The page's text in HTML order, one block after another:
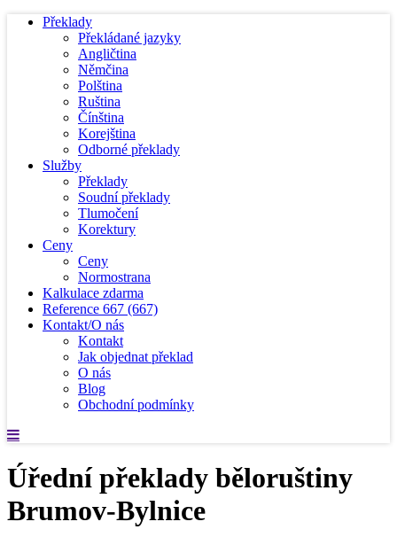
Překlady
Překládané jazyky
Angličtina
Němčina
Polština
Ruština
Čínština
Korejština
Odborné překlady
Služby
Překlady
Soudní překlady
Tlumočení
Korektury
Ceny
Ceny
Normostrana
Kalkulace zdarma
Reference 667 (667)
Kontakt/O nás
Kontakt
Jak objednat překlad
O nás
Blog
Obchodní podmínky
Úřední překlady běloruštiny
Brumov-Bylnice